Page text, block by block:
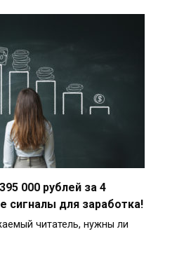
000 рублей за 4
сигналы для заработка!
читатель, нужны ли